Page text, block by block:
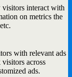
visitors interact with
on metrics the
with relevant ads
across
ads.